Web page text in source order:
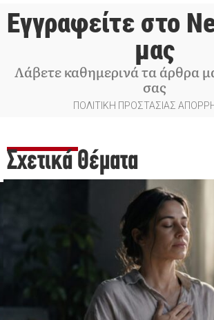
Εγγραφείτε στο
μας
Λάβετε καθημερινά τα άρθρα
σας
ΠΟΛΙΤΙΚΗ ΠΡΟΣΤΑΣΙΑΣ
Σχετικά Θέματα